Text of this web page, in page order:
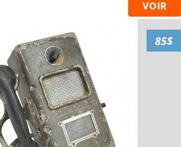
VOIR
85$